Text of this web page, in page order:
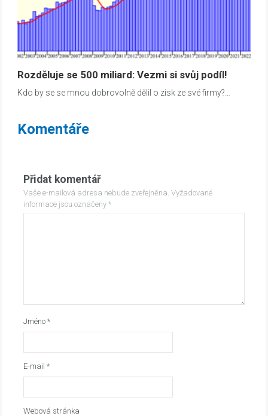
Rozděluje se 500 miliard: Vezmi si svůj podíl!
Kdo by se se mnou dobrovolně dělil o zisk ze své firmy?…
Komentáře
Přidat komentář
Vaše e-mailová adresa nebude zveřejněna. Vyžadované
informace jsou označeny*
Jméno*
E-mail*
Webová stránka